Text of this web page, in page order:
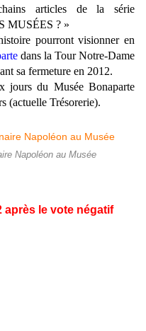
articles de la série
MUSÉES ? »
pourront visionner en
dans la Tour Notre-Dame
sa fermeture en 2012.
jours du Musée Bonaparte
(actuelle Trésorerie).
Napoléon au Musée
après le vote négatif